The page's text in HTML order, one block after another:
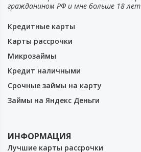
гражданином РФ и мне больше 18 лет
Кредитные карты
Карты рассрочки
Микрозаймы
Кредит наличными
Срочные займы на карту
Займы на Яндекс Деньги
ИНФОРМАЦИЯ
Лучшие карты рассрочки